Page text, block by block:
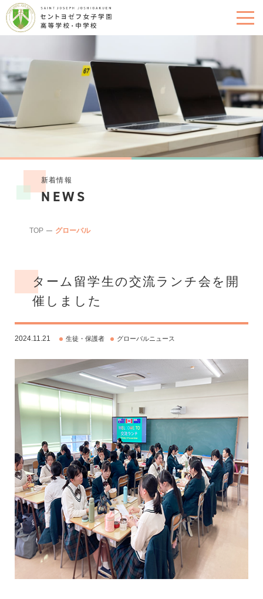
新着情報
NEWS
TOP グローバル
ターム留学生の交流ランチ会を開
催しました
2024.11.21 生徒・保護者 グローバルニュース